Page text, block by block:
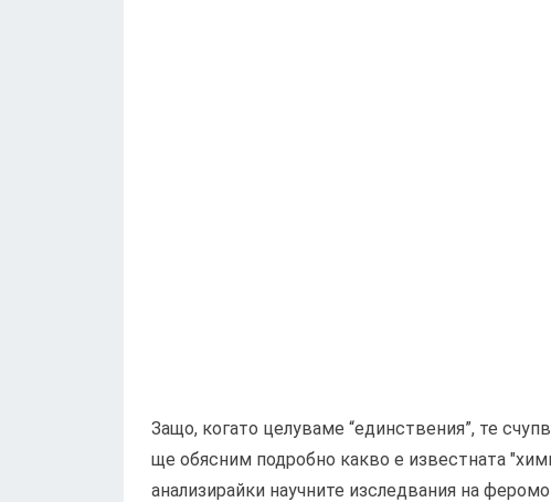
Защо, когато целуваме “единствения”, те
ще обясним подробно какво е известната
анализирайки научните изследвания на